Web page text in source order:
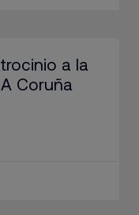
a la
Coruña